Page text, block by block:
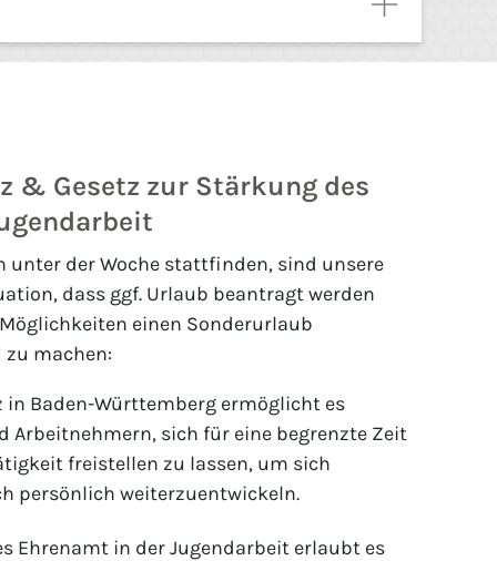
& Gesetz zur Stärkung des
unter der Woche stattfinden, sind unsere
dass ggf. Urlaub beantragt werden
einen Sonderurlaub
zu machen:
in Baden-Württemberg ermöglicht es
Arbeitnehmern, sich für eine begrenzte Zeit
freistellen zu lassen, um sich
persönlich weiterzuentwickeln.
Ehrenamt in der Jugendarbeit erlaubt es